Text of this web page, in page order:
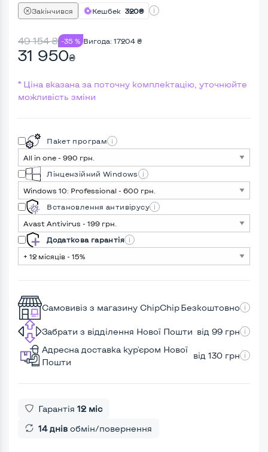
Закінчився Кешбек 320₴
49 154₴ -35 % Вигода: 17204 ₴
31 950₴
* Ціна вказана за поточну комплектацію, уточнюйте
можливість зміни
Пакет програм
Лінцензійний Windows
Встановлення антивірусу
Додаткова гарантія
Самовивіз з магазину ChipChipБезкоштовно
Забрати з відділення Нової Пошти від 99 грн
Адресна доставка кур'єром Нової
Пошти
від 130 грн
Гарантія 12 міс
14 днів обмін/повернення